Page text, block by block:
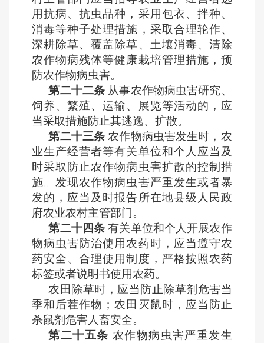
用抗病、抗虫品种，采用包衣、拌种、
消毒等种子处理措施，采取合理轮作、
深耕除草、覆盖除草、土壤消毒、清除
农作物病残体等健康栽培管理措施，预
防农作物病虫害。
第二十二条 从事农作物病虫害研究、
饲养、繁殖、运输、展览等活动的，应
当采取措施防止其逃逸、扩散。
第二十三条 农作物病虫害发生时，农
业生产经营者等有关单位和个人应当及
时采取防止农作物病虫害扩散的控制措
施。发现农作物病虫害严重发生或者暴
发的，应当及时报告所在地县级人民政
府农业农村主管部门。
第二十四条 有关单位和个人开展农作
物病虫害防治使用农药时，应当遵守农
药安全、合理使用制度，严格按照农药
标签或者说明书使用农药。
农田除草时，应当防止除草剂危害当
季和后茬作物；农田灭鼠时，应当防止
杀鼠剂危害人畜安全。
第二十五条 农作物病虫害严重发生